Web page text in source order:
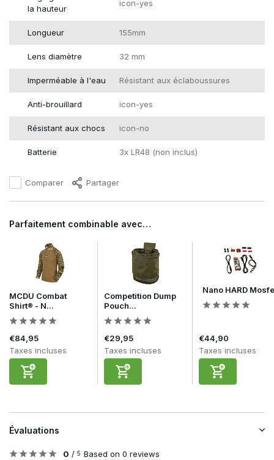
la hauteur
icon-yes
Longueur 155mm
Lens diamètre 32 mm
Imperméable à l'eau Résistant aux éclaboussures
Anti-brouillard icon-yes
Résistant aux chocs icon-no
Batterie 3x LR48 (non inclus)
Comparer Partager
Parfaitement combinable avec…
MCDU Combat
Shirt® - N...
€84,95
Taxes incluses
Competition Dump
Pouch...
€29,95
Taxes incluses
Nano HARD
€44,90
Taxes incluses
Évaluations
0 / 5 Based on 0 reviews